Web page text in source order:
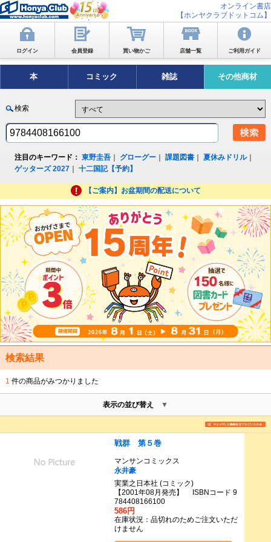
オンライン書店
【ホンヤクラブドットコム】
ログイン 会員登録 買い物かご 店舗一覧 ご利用ガイド
本 コミック 雑誌 その他商材
検索
注目のキーワード： 東野圭吾 グローグー ｜課題図書 ｜夏休みドリル｜
ゲッターズ 2027 ｜十二国記【予約】
【ご案内】お盆期間の配送について
検索結果
1 件の商品がみつかりました
表示の並び替え
戦群 第５巻
マンサンコミックス
永井豪
実業之日本社 (コミック)
【2001年08月発売】 ISBNコード 9
784408166100
586円
在庫状況：品切れのためご注文いただ
けません